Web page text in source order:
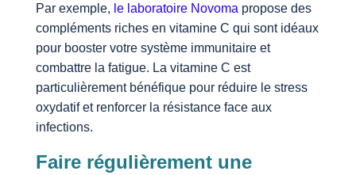
Par exemple, le laboratoire Novoma propose des
compléments riches en vitamine C qui sont idéaux
pour booster votre système immunitaire et
combattre la fatigue. La vitamine C est
particulièrement bénéfique pour réduire le stress
oxydatif et renforcer la résistance face aux
infections.
Faire régulièrement une